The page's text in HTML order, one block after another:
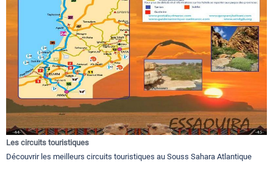
Les circuits touristiques
Découvrir les meilleurs circuits touristiques au Souss Sahara Atlantique